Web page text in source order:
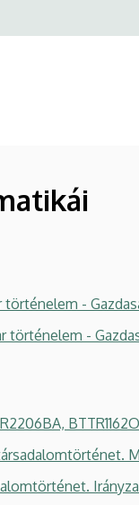
történelem -
történelem -